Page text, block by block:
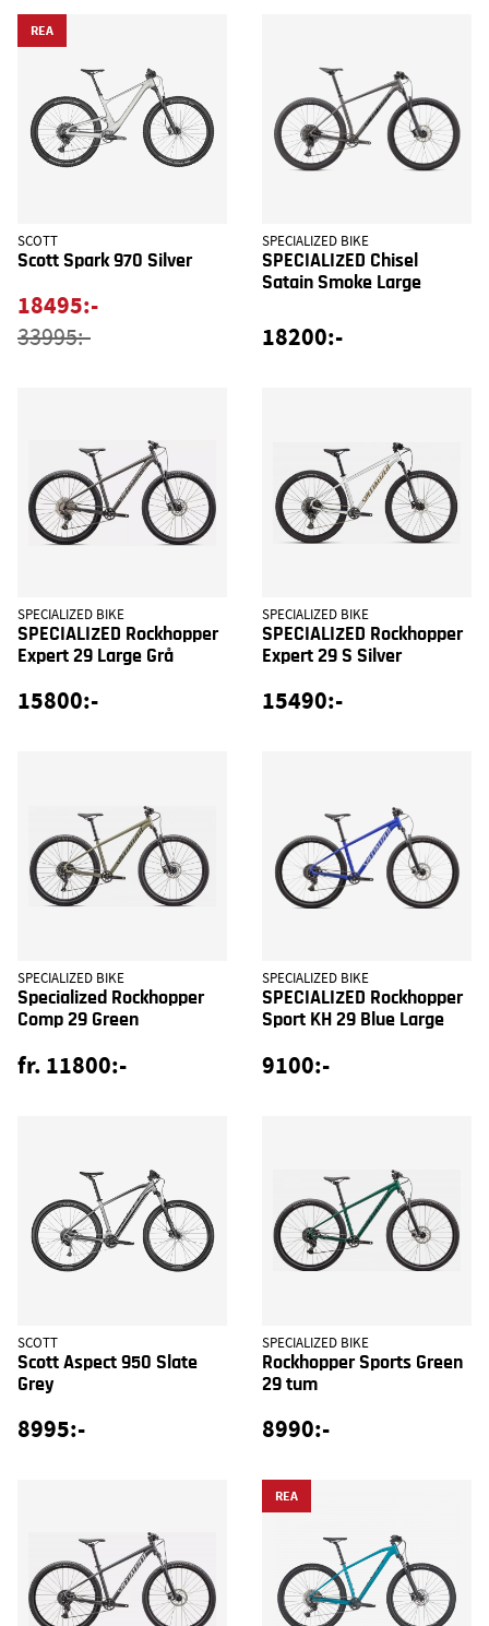
REA
SCOTT
Scott Spark 970 Silver
18495:-
33995:-
SPECIALIZED BIKE
SPECIALIZED Chisel
Satain Smoke Large
18200:-
SPECIALIZED BIKE
SPECIALIZED Rockhopper
Expert 29 Large Grå
15800:-
SPECIALIZED BIKE
SPECIALIZED Rockhopper
Expert 29 S Silver
15490:-
SPECIALIZED BIKE
Specialized Rockhopper
Comp 29 Green
fr. 11800:-
SPECIALIZED BIKE
SPECIALIZED Rockhopper
Sport KH 29 Blue Large
9100:-
SCOTT
Scott Aspect 950 Slate
Grey
8995:-
SPECIALIZED BIKE
Rockhopper Sports Green
29 tum
8990:-
REA